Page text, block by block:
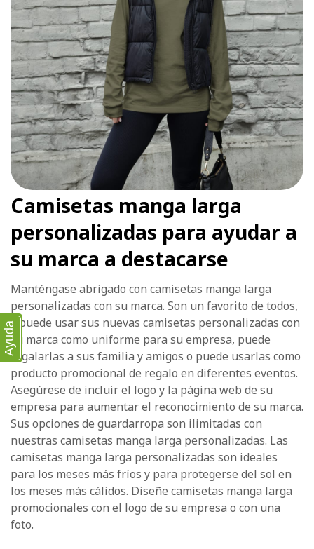
Camisetas manga larga
personalizadas para ayudar a
su marca a destacarse
Manténgase abrigado con camisetas manga larga
personalizadas con su marca. Son un favorito de todos,
y puede usar sus nuevas camisetas personalizadas con
su marca como uniforme para su empresa, puede
regalarlas a sus familia y amigos o puede usarlas como
producto promocional de regalo en diferentes eventos.
Asegúrese de incluir el logo y la página web de su
empresa para aumentar el reconocimiento de su marca.
Sus opciones de guardarropa son ilimitadas con
nuestras camisetas manga larga personalizadas. Las
camisetas manga larga personalizadas son ideales
para los meses más fríos y para protegerse del sol en
los meses más cálidos. Diseñe camisetas manga larga
promocionales con el logo de su empresa o con una
foto.
Ayuda